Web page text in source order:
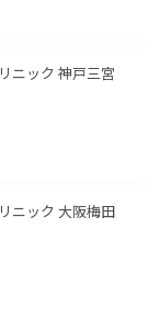
ニック 神戸三宮
ニック 大阪梅田